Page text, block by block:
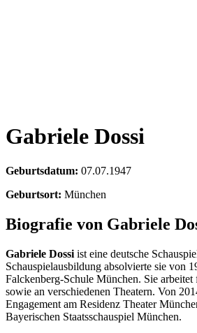
Gabriele Dossi
Geburtsdatum: 07.07.1947
Geburtsort: München
Biografie von Gabriele
Gabriele Dossi ist eine deutsche
Schauspielausbildung absolvierte sie von
Falckenberg-Schule München. Sie
sowie an verschiedenen Theatern. Von
Engagement am Residenz Theater
Bayerischen Staatsschauspiel München.